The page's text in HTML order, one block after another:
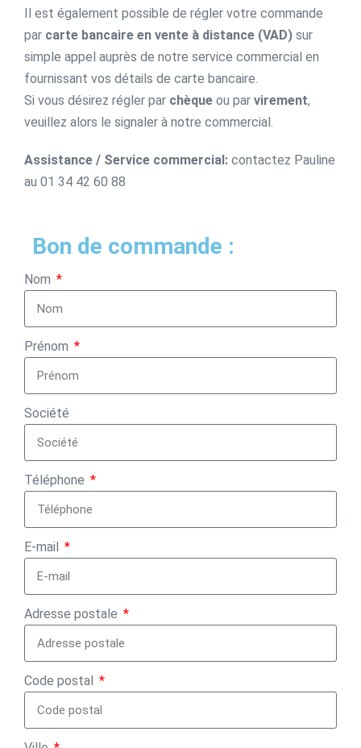
Il est également possible de régler votre commande
par carte bancaire en vente à distance (VAD) sur
simple appel auprès de notre service commercial en
fournissant vos détails de carte bancaire.
Si vous désirez régler par chèque ou par virement,
veuillez alors le signaler à notre commercial.
Assistance / Service commercial: contactez Pauline
au 01 34 42 60 88
Bon de commande :
Nom
Prénom
Société
Téléphone
E-mail
Adresse postale
Code postal